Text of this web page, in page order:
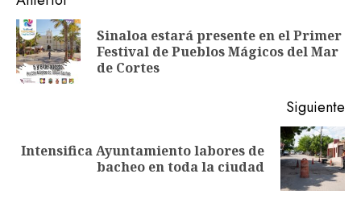
de
entradas
Sinaloa estará presente en el Primer
Festival de Pueblos Mágicos del Mar
de Cortes
Siguiente
Siguiente
Intensifica Ayuntamiento labores de
bacheo en toda la ciudad